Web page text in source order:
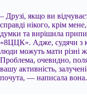
– Друзі, якщо ви
справді нікого, крім
думки та вирішила
«8ЦЦК». Адже, судячи з
люди можуть мати різні
Проблема, очевидно,
вашу активність,
почута, — написала вона.